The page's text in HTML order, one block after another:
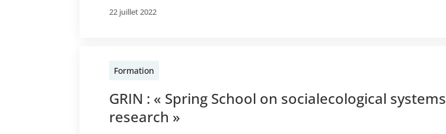
22 juillet 2022
Formation
GRIN : « Spring School on socialecological systems
research »